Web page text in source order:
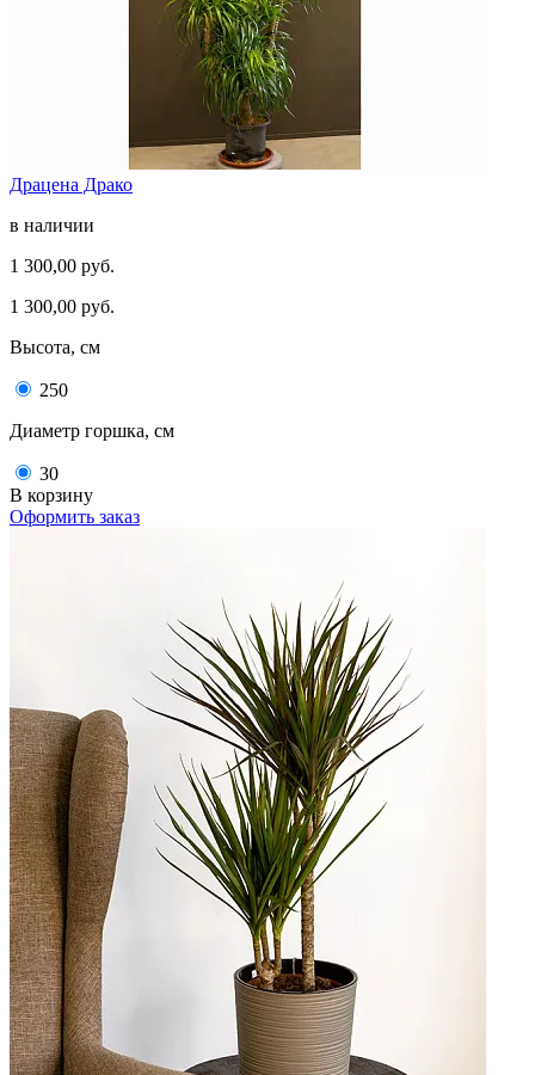
Драцена Драко
в наличии
1 300,00 руб.
1 300,00 руб.
Высота, см
250
Диаметр горшка, см
30
В корзину
Оформить заказ